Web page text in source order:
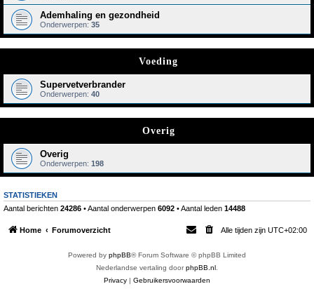
Ademhaling en gezondheid
Onderwerpen: 35
Voeding
Supervetverbrander
Onderwerpen: 40
Overig
Overig
Onderwerpen: 198
STATISTIEKEN
Aantal berichten 24286 • Aantal onderwerpen 6092 • Aantal leden 14488
Home Forumoverzicht Alle tijden zijn UTC+02:00
Powered by phpBB® Forum Software © phpBB Limited
Nederlandse vertaling doorphpBB.nl
Privacy | Gebruikersvoorwaarden